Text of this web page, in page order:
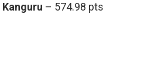
Kanguru – 574.98 pts